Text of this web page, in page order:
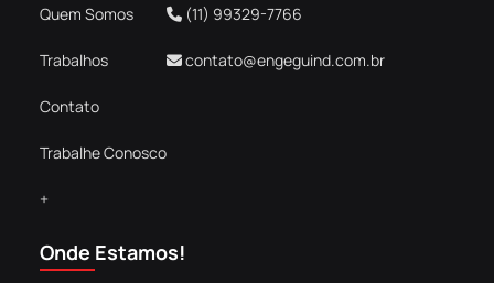
k
a
Quem Somos
Trabalhos
Contato
Trabalhe Conosco
+
(11) 99329-7766
contato@engeguind.com.br
Onde Estamos!